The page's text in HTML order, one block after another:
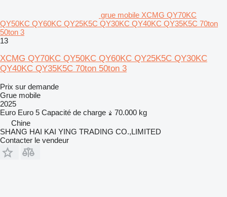
grue mobile XCMG QY70KC
QY50KC QY60KC QY25K5C QY30KC QY40KC QY35K5C 70ton
50ton 3
13
XCMG QY70KC QY50KC QY60KC QY25K5C QY30KC
QY40KC QY35K5C 70ton 50ton 3
Prix sur demande
Grue mobile
2025
Euro Euro 5 Capacité de charge
70.000 kg
Chine
SHANG HAI KAI YING TRADING CO.,LIMITED
Contacter le vendeur